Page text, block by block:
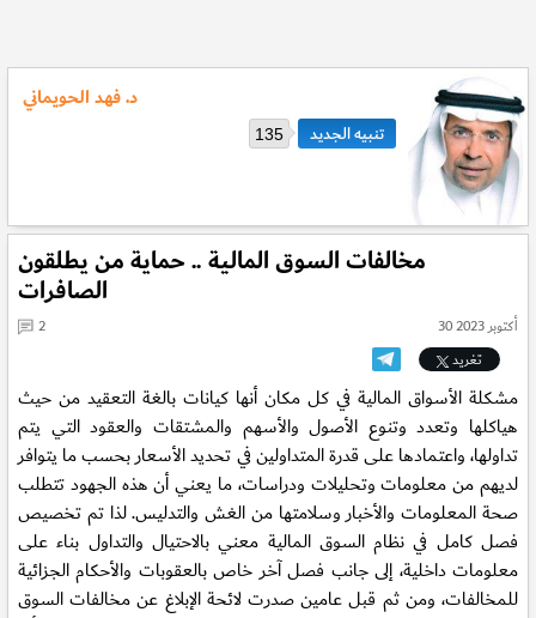
د. فهد الحويماني
135
مخالفات السوق المالية .. حماية من يطلقون
الصافرات
30 أكتوبر 2023
2
تغريد
مشكلة الأسواق المالية في كل مكان أنها كيانات بالغة التعقيد من حيث
هياكلها وتعدد وتنوع الأصول والأسهم والمشتقات والعقود التي يتم
تداولها، واعتمادها على قدرة المتداولين في تحديد الأسعار بحسب ما يتوافر
لديهم من معلومات وتحليلات ودراسات، ما يعني أن هذه الجهود تتطلب
صحة المعلومات والأخبار وسلامتها من الغش والتدليس. لذا تم تخصيص
فصل كامل في نظام السوق المالية معني بالاحتيال والتداول بناء على
معلومات داخلية، إلى جانب فصل آخر خاص بالعقوبات والأحكام الجزائية
للمخالفات، ومن ثم قبل عامين صدرت لائحة الإبلاغ عن مخالفات السوق